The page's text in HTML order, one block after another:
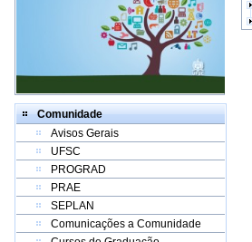
Comunidade
Avisos Gerais
UFSC
PROGRAD
PRAE
SEPLAN
Comunicações a Comunidade